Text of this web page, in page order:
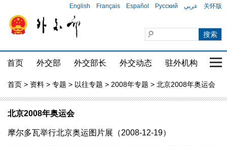
English Français Español Русский عربي 关怀版
首页 外交部 外交部长 外交动态 驻外机构 国
首页 > 资料 > 专题 > 以往专题 > 2008年专题 > 北京2008年奥运会
北京2008年奥运会
摩尔多瓦举行北京奥运图片展（2008-12-19）